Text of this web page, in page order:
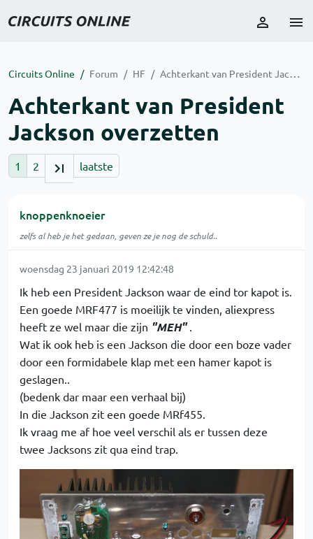
Circuits Online Forum HF Achterkant van President Jackson overzetten
Achterkant van President
Jackson overzetten
1 2 laatste
knoppenknoeier
zelfs al heb je het gedaan, geven ze je nog de schuld..
woensdag 23 januari 2019 12:42:48
Ik heb een President Jackson waar de eind tor kapot is.
Een goede MRF477 is moeilijk te vinden, aliexpress
heeft ze wel maar die zijn "MEH" .
Wat ik ook heb is een Jackson die door een boze vader
door een formidabele klap met een hamer kapot is
geslagen..
(bedenk dar maar een verhaal bij)
In die Jackson zit een goede MRf455.
Ik vraag me af hoe veel verschil als er tussen deze
twee Jacksons zit qua eind trap.